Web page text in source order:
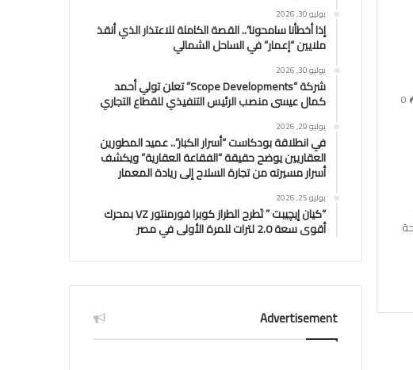
0
يوليو 30, 2026
إذا أخطأنا سامحونا”.. القصة الكاملة للاعتذار الذي أنقذ
ملايين “إعمار” في الساحل الشمالي
يوليو 30, 2026
شركة “Scope Developments” تعلن تولي أحمد
كمال عيسى منصب الرئيس التنفيذي للقطاع التجاري
يوليو 29, 2026
في انطلاقة بودكاست “أسرار الكبار”.. عميد المطورين
العقاريين يوضح حقيقة “الفقاعة العقارية” ويكشف
أسرار مسيرته من تجارة السلاح إلى ريادة المعمار
يوليو 25, 2026
“كيان إيچيبت ” تَطرح الطراز كوبرا فورمنتور VZ بمحرك
أقوى سعة 2.0 لترات للمرة الأولى في مصر
Advertisement